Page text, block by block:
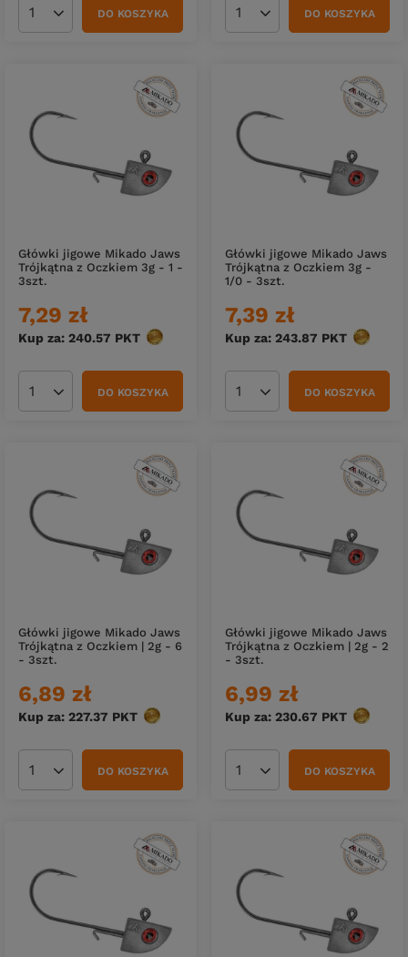
Ilość produktówDO KOSZYKA Ilość produktówDO KOSZYKA
Główki jigowe Mikado Jaws
Trójkątna z Oczkiem 3g - 1 -
3szt.
7,29 zł
Kup za: 240.57 PKT punktów
Ilość produktówDO KOSZYKA
Główki jigowe Mikado Jaws
Trójkątna z Oczkiem 3g -
1/0 - 3szt.
7,39 zł
Kup za: 243.87 PKT punktów
Ilość produktówDO KOSZYKA
Główki jigowe Mikado Jaws
Trójkątna z Oczkiem | 2g - 6
- 3szt.
6,89 zł
Kup za: 227.37 PKT punktów
Ilość produktówDO KOSZYKA
Główki jigowe Mikado Jaws
Trójkątna z Oczkiem | 2g - 2
- 3szt.
6,99 zł
Kup za: 230.67 PKT punktów
Ilość produktówDO KOSZYKA